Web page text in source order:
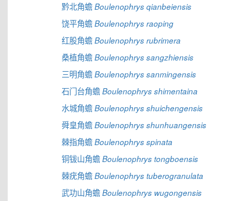
黔北角蟾Boulenophrys qianbeiensis
饶平角蟾Boulenophrys raoping
红股角蟾Boulenophrys rubrimera
桑植角蟾Boulenophrys sangzhiensis
三明角蟾Boulenophrys sanmingensis
石门台角蟾Boulenophrys shimentaina
水城角蟾Boulenophrys shuichengensis
舜皇角蟾Boulenophrys shunhuangensis
棘指角蟾Boulenophrys spinata
铜钹山角蟾Boulenophrys tongboensis
棘疣角蟾Boulenophrys tuberogranulata
武功山角蟾Boulenophrys wugongensis